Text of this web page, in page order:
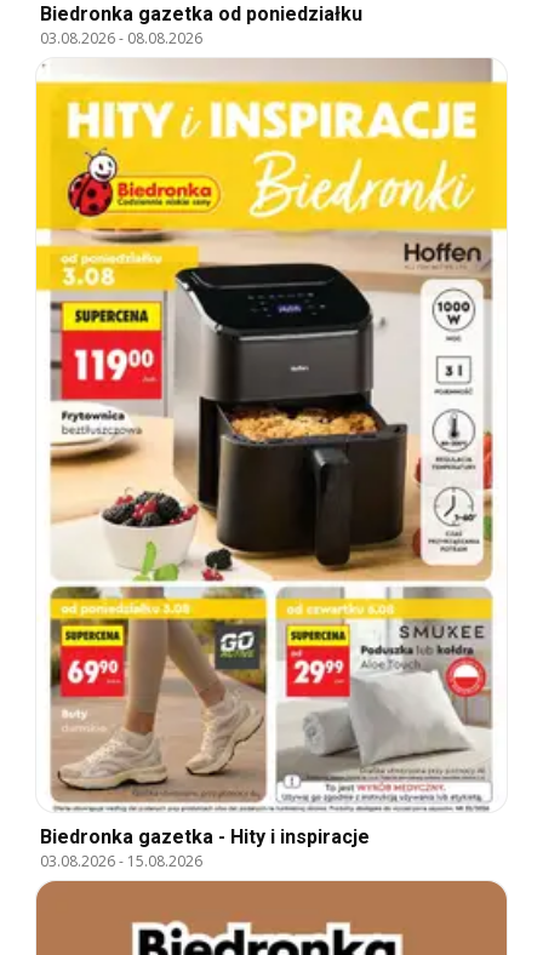
Biedronka gazetka od poniedziałku
03.08.2026- 08.08.2026
Biedronka gazetka - Hity i inspiracje
03.08.2026- 15.08.2026